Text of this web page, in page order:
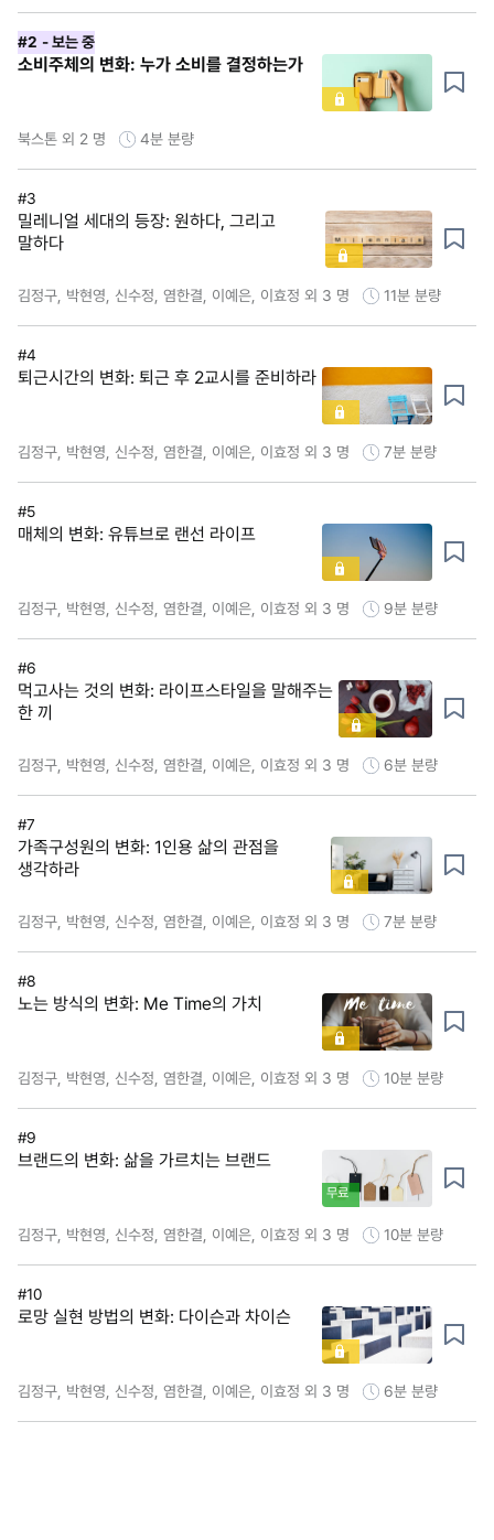
#2 - 보는 중
소비주체의 변화: 누가 소비를 결정하는가
북스톤 외 2 명 4분 분량
#3
밀레니얼 세대의 등장: 원하다, 그리고
말하다
김정구, 박현영, 신수정, 염한결, 이예은, 이효정 외 3 명 11분 분량
#4
퇴근시간의 변화: 퇴근 후 2교시를 준비하라
김정구, 박현영, 신수정, 염한결, 이예은, 이효정 외 3 명 7분 분량
#5
매체의 변화: 유튜브로 랜선 라이프
김정구, 박현영, 신수정, 염한결, 이예은, 이효정 외 3 명 9분 분량
#6
먹고사는 것의 변화: 라이프스타일을 말해주는
한 끼
김정구, 박현영, 신수정, 염한결, 이예은, 이효정 외 3 명 6분 분량
#7
가족구성원의 변화: 1인용 삶의 관점을
생각하라
김정구, 박현영, 신수정, 염한결, 이예은, 이효정 외 3 명 7분 분량
#8
노는 방식의 변화: Me Time의 가치
김정구, 박현영, 신수정, 염한결, 이예은, 이효정 외 3 명 10분 분량
#9
브랜드의 변화: 삶을 가르치는 브랜드
무료
김정구, 박현영, 신수정, 염한결, 이예은, 이효정 외 3 명 10분 분량
#10
로망 실현 방법의 변화: 다이슨과 차이슨
김정구, 박현영, 신수정, 염한결, 이예은, 이효정 외 3 명 6분 분량